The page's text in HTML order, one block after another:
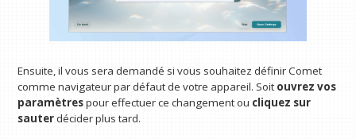
Ensuite, il vous sera demandé si vous souhaitez définir Comet
comme navigateur par défaut de votre appareil. Soit ouvrez vos
paramètrespour effectuer ce changement ou cliquez sur
sauterdécider plus tard.